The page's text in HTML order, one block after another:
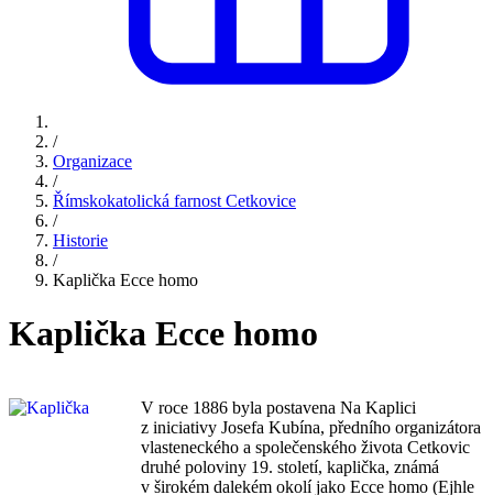
/
Organizace
/
Římskokatolická farnost Cetkovice
/
Historie
/
Kaplička Ecce homo
Kaplička Ecce homo
V roce 1886 byla postavena Na Kaplici
z iniciativy Josefa Kubína, předního organizátora
vlasteneckého a společenského života Cetkovic
druhé poloviny 19. století, kaplička, známá
v širokém dalekém okolí jako Ecce homo (Ejhle